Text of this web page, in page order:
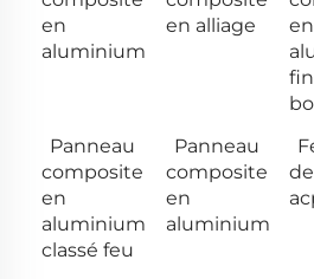
en
aluminium
en alliage
en
Panneau
composite
en
aluminium
classé feu
Panneau
composite
en
aluminium